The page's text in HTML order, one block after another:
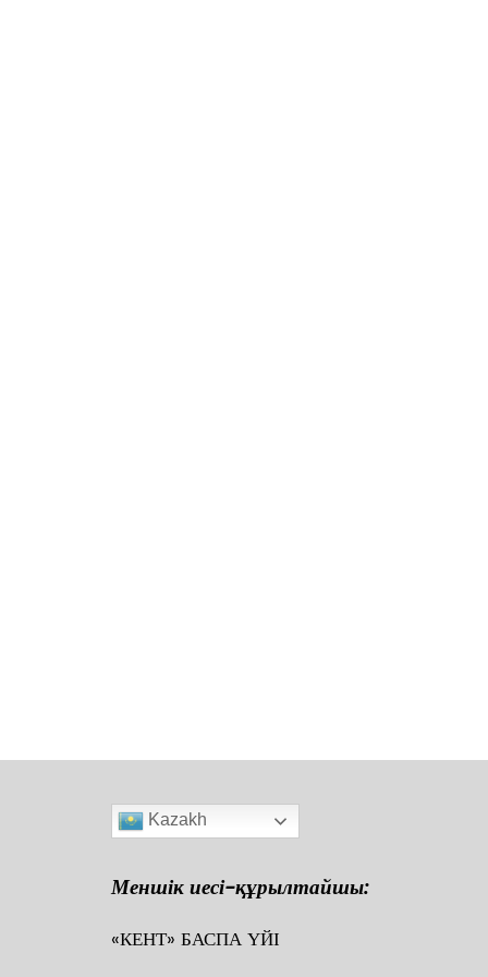
Kazakh
Меншік иесі-құрылтайшы:
«КЕНТ» БАСПА ҮЙІ